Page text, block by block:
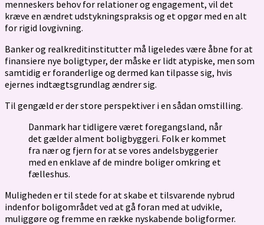
menneskers behov for relationer og engagement, vil det
kræve en ændret udstykningspraksis og et opgør med en alt
for rigid lovgivning.
Banker og realkreditinstitutter må ligeledes være åbne for at
finansiere nye boligtyper, der måske er lidt atypiske, men som
samtidig er foranderlige og dermed kan tilpasse sig, hvis
ejernes indtægtsgrundlag ændrer sig.
Til gengæld er der store perspektiver i en sådan omstilling.
Danmark har tidligere været foregangsland, når
det gælder alment boligbyggeri. Folk er kommet
fra nær og fjern for at se vores andelsbyggerier
med en enklave af de mindre boliger omkring et
fælleshus.
Muligheden er til stede for at skabe et tilsvarende nybrud
indenfor boligområdet ved at gå foran med at udvikle,
muliggøre og fremme en række nyskabende boligformer.